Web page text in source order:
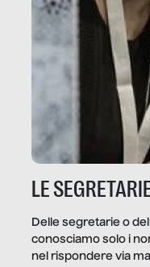
LE
Delle segretarie o
conosciamo solo i
nel rispondere via